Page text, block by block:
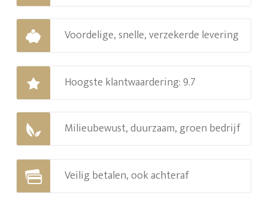
Voordelige, snelle, verzekerde levering
Hoogste klantwaardering: 9.7
Milieubewust, duurzaam, groen bedrijf
Veilig betalen, ook achteraf